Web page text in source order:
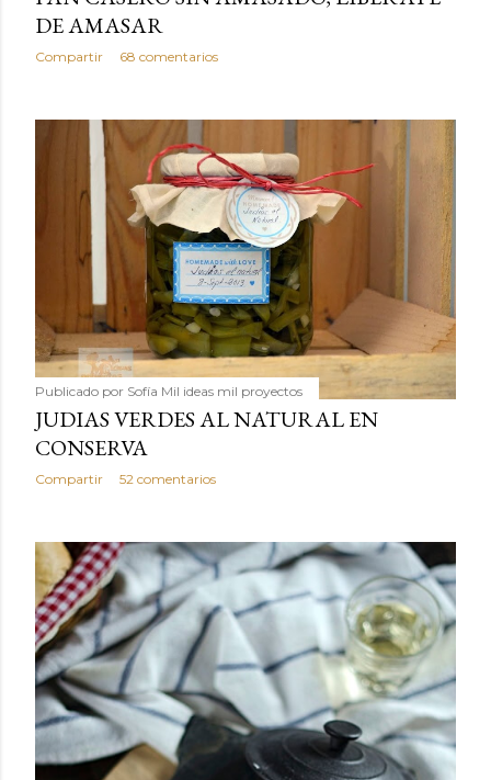
DE AMASAR
Compartir 68 comentarios
Publicado por Sofía Mil ideas mil proyectos
JUDIAS VERDES AL NATURAL EN
CONSERVA
Compartir 52 comentarios